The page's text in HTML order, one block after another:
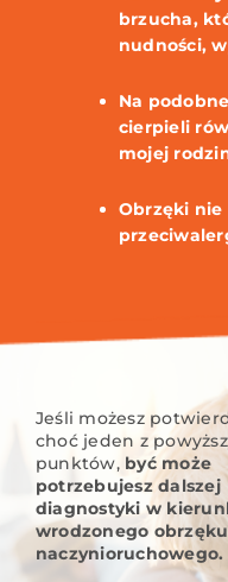
brzucha,
nudności,
Na
cierpieli
mojej
Obrzęki
Jeśli możesz
choć jeden z
punktów, być może
potrzebujesz dalszej
diagnostyki w
wrodzonego obrzęku
naczynioruchowego.